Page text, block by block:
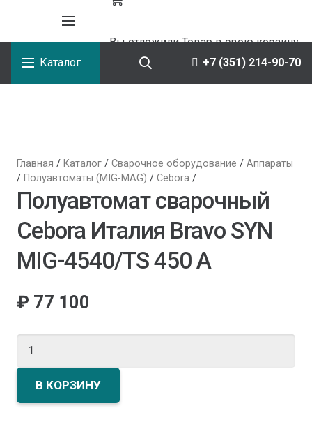
Вы отложилиТоварв свою корзину.
Каталог
+7 (351) 214-90-70
Главная / Каталог / Сварочное оборудование / Аппараты
/ Полуавтоматы (MIG-MAG) / Сebora /
Полуавтомат сварочный
Сebora Италия Bravo SYN
MIG-4540/TS 450 А
₽ 77 100
Количество
Полуавтомат
сварочный
В КОРЗИНУ